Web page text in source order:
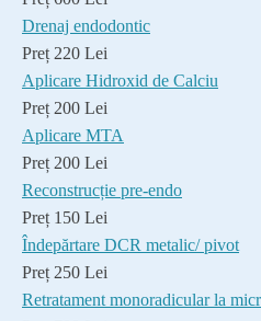
Drenaj endodontic
Preț 220 Lei
Aplicare Hidroxid de Calciu
Preț 200 Lei
Aplicare MTA
Preț 200 Lei
Reconstrucție pre-endo
Preț 150 Lei
Îndepărtare DCR metalic/ pivot
Preț 250 Lei
Retratament monoradicular la